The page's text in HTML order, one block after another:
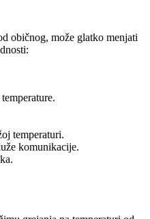
običnog, može glatko menjati
temperaturi.
komunikacije.